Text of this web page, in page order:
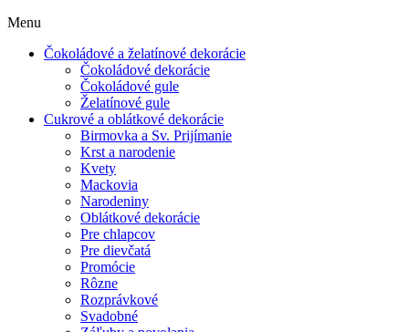
Menu
Čokoládové a želatínové dekorácie
Čokoládové dekorácie
Čokoládové gule
Želatínové gule
Cukrové a oblátkové dekorácie
Birmovka a Sv. Prijímanie
Krst a narodenie
Kvety
Mackovia
Narodeniny
Oblátkové dekorácie
Pre chlapcov
Pre dievčatá
Promócie
Rôzne
Rozprávkové
Svadobné